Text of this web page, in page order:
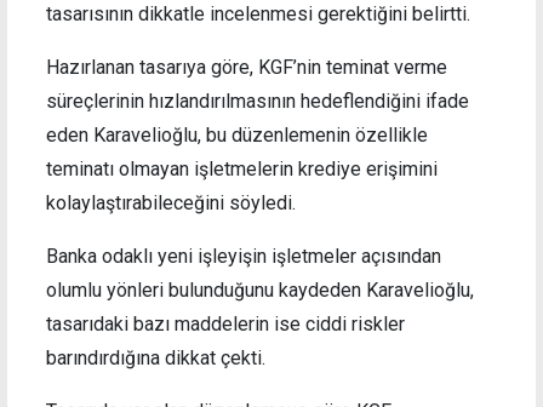
tasarısının dikkatle incelenmesi gerektiğini belirtti.
Hazırlanan tasarıya göre, KGF’nin teminat verme
süreçlerinin hızlandırılmasının hedeflendiğini ifade
eden Karavelioğlu, bu düzenlemenin özellikle
teminatı olmayan işletmelerin krediye erişimini
kolaylaştırabileceğini söyledi.
Banka odaklı yeni işleyişin işletmeler açısından
olumlu yönleri bulunduğunu kaydeden Karavelioğlu,
tasarıdaki bazı maddelerin ise ciddi riskler
barındırdığına dikkat çekti.